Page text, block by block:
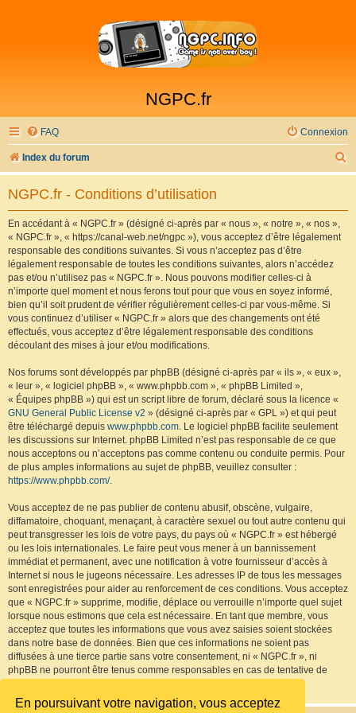
En poursuivant votre navigation, vous acceptez
NGPC.fr
FAQ Connexion
Index du forum
e
NGPC.fr - Conditions d’utilisation
En accédant à « NGPC.fr » (désigné ci-après par « nous », « notre », « nos »,
« NGPC.fr », « https://canal-web.net/ngpc »), vous acceptez d’être légalement
responsable des conditions suivantes. Si vous n’acceptez pas d’être
légalement responsable de toutes les conditions suivantes, alors n’accédez
pas et/ou n’utilisez pas « NGPC.fr ». Nous pouvons modifier celles-ci à
n’importe quel moment et nous ferons tout pour que vous en soyez informé,
bien qu’il soit prudent de vérifier régulièrement celles-ci par vous-même. Si
vous continuez d’utiliser « NGPC.fr » alors que des changements ont été
effectués, vous acceptez d’être légalement responsable des conditions
découlant des mises à jour et/ou modifications.
Nos forums sont développés par phpBB (désigné ci-après par « ils », « eux »,
« leur », « logiciel phpBB », « www.phpbb.com », « phpBB Limited »,
« Équipes phpBB ») qui est un script libre de forum, déclaré sous la licence «
GNU General Public License v2 » (désigné ci-après par « GPL ») et qui peut
être téléchargé depuis www.phpbb.com. Le logiciel phpBB facilite seulement
les discussions sur Internet. phpBB Limited n’est pas responsable de ce que
nous acceptons ou n’acceptons pas comme contenu ou conduite permis. Pour
de plus amples informations au sujet de phpBB, veuillez consulter :
https://www.phpbb.com/.
Vous acceptez de ne pas publier de contenu abusif, obscène, vulgaire,
diffamatoire, choquant, menaçant, à caractère sexuel ou tout autre contenu qui
peut transgresser les lois de votre pays, du pays où « NGPC.fr » est hébergé
ou les lois internationales. Le faire peut vous mener à un bannissement
immédiat et permanent, avec une notification à votre fournisseur d’accès à
Internet si nous le jugeons nécessaire. Les adresses IP de tous les messages
sont enregistrées pour aider au renforcement de ces conditions. Vous acceptez
que « NGPC.fr » supprime, modifie, déplace ou verrouille n’importe quel sujet
lorsque nous estimons que cela est nécessaire. En tant que membre, vous
acceptez que toutes les informations que vous avez saisies soient stockées
dans notre base de données. Bien que ces informations ne soient pas
diffusées à une tierce partie sans votre consentement, ni « NGPC.fr », ni
phpBB ne pourront être tenus comme responsables en cas de tentative de